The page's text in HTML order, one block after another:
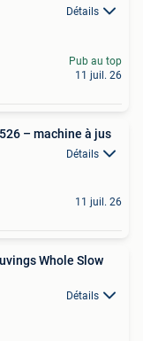
Détails
Pub au top
11 juil. 26
– machine à jus
Détails
11 juil. 26
Whole Slow
Détails